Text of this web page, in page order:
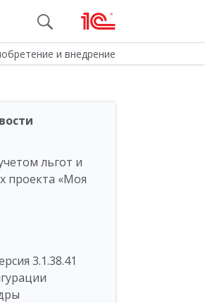
и внедрение
льгот и
проекта «Моя
3.1.38.41